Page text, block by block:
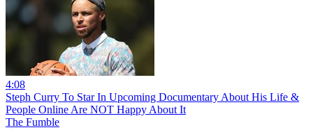
4:08
Steph Curry To Star In Upcoming Documentary About His Life &
People Online Are NOT Happy About It
The Fumble